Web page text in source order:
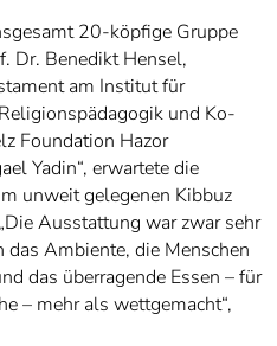
20-köpfige Gruppe
Dr. Benedikt Hensel,
am Institut für
und Ko-
Foundation Hazor
Yadin“, erwartete die
unweit gelegenen Kibbuz
Ausstattung war zwar sehr
das Ambiente, die Menschen
das überragende Essen – für
– mehr als wettgemacht“,